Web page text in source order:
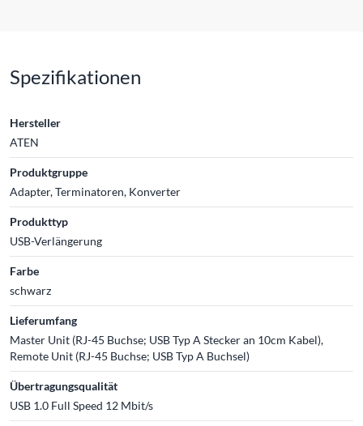
Spezifikationen
Hersteller
ATEN
Produktgruppe
Adapter, Terminatoren, Konverter
Produkttyp
USB-Verlängerung
Farbe
schwarz
Lieferumfang
Master Unit (RJ-45 Buchse; USB Typ A Stecker an 10cm Kabel),
Remote Unit (RJ-45 Buchse; USB Typ A Buchsel)
Übertragungsqualität
USB 1.0 Full Speed 12 Mbit/s